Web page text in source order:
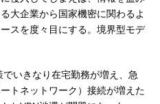
大企業から国家機密に関わるよ
スを度々目にする。境界型モデ
いきなり在宅勤務が増え、急
トネットワーク）接続が増えた